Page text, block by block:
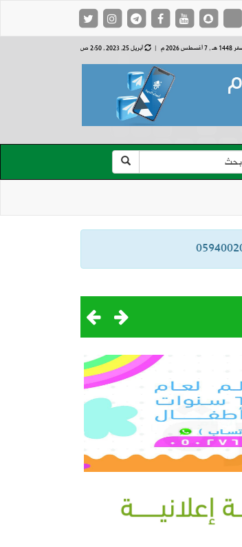
7 أغسطس 2026 م | أبريل 25, 2023 , 2:50 ص